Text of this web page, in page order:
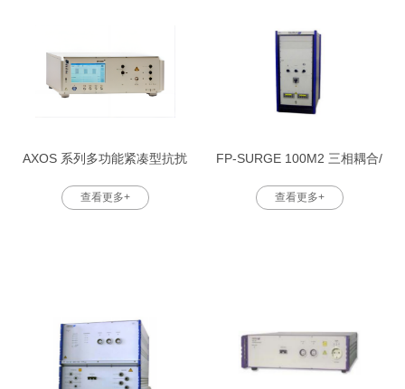
AXOS 系列多功能紧凑型抗扰
度测试设备
查看更多+
FP-SURGE 100M2 三相耦合/
去耦合网络 ，用 于浪涌平台
查看更多+